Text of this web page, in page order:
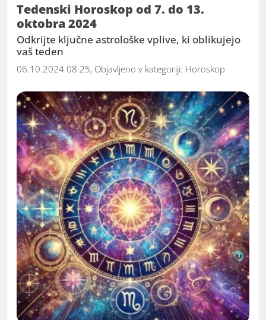
Tedenski Horoskop od 7. do 13.
oktobra 2024
Odkrijte ključne astrološke vplive, ki oblikujejo
vaš teden
06.10.2024 08:25, Objavljeno v kategoriji: Horoskop